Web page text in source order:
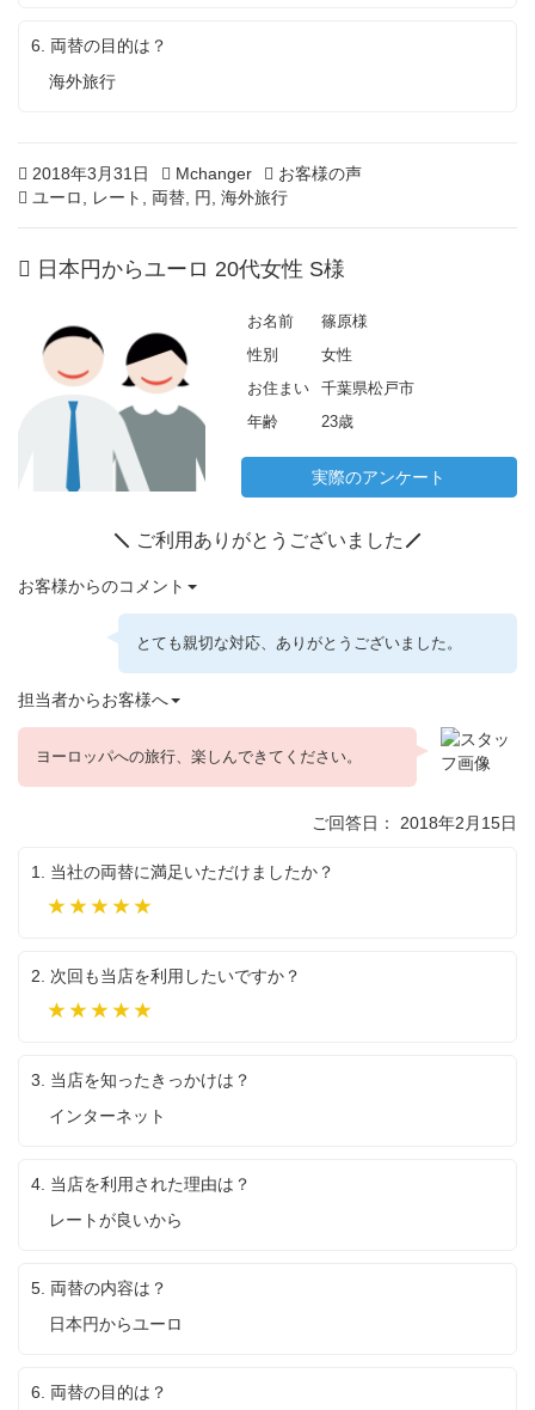
6. 両替の目的は？
海外旅行
Posted
on
2018年3月31日
0
年
1
3
日
Author
Mchanger Categories
お客様の声
Tags
ユーロ レート 両替 円 海外旅行
日本円からユーロ 20代女性 S様
お名前
篠原様
性別
女性
お住まい
千葉県松戸市
年齢
23歳
実際のアンケート
ご利用ありがとうございました
お客様からのコメント
とても親切な対応、ありがとうございました。
担当者からお客様へ
ヨーロッパへの旅行、楽しんできてください。
ご回答日： 2018年2月15日
1. 当社の両替に満足いただけましたか？
2. 次回も当店を利用したいですか？
用
し
た
3. 当店を知ったきっかけは？
インターネット
4. 当店を利用された理由は？
レートが良いから
5. 両替の内容は？
日本円からユーロ
6. 両替の目的は？